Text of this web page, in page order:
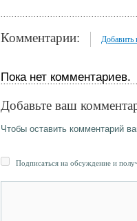
Комментарии: Добавить
Пока нет комментариев.
Добавьте ваш
Чтобы оставить комментарий
Подписаться на обсуждение и